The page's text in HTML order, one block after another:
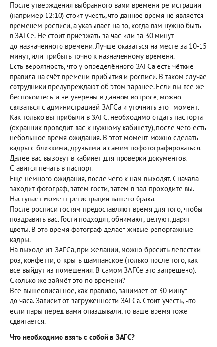
После утверждения выбранного вами времени регистрации
(например 12:10) стоит учесть, что данное время не является
временем росписи, а указывает на то, когда вам нужно быть
в ЗАГСе. Не стоит приезжать за час или за 30 минут
до назначенного времени. Лучше оказаться на месте за 10-15
минут, или прибыть точно к назначенному времени.
Есть вероятность, что у определённого ЗАГСа есть чёткие
правила на счёт времени прибытия и росписи. В таком случае
сотрудники предупреждают об этом заранее. Если вы все же
беспокоитесь и не уверены в данном вопросе, можно
связаться с администрацией ЗАГСа и уточнить этот момент.
Как только вы прибыли в ЗАГС, необходимо отдать паспорта
(охранник проводит вас к нужному кабинету), после чего есть
небольшое время ожидания. В этот момент можно сделать
кадры с близкими, друзьями и самим пофотографироваться.
Далее вас вызовут в кабинет для проверки документов.
Ставится печать в паспорт.
Еще немного ожидания, после чего к нам выходят. Сначала
заходит фотограф, затем гости, затем в зал проходите вы.
Наступает момент регистрации вашего брака.
После росписи гостям предоставляют время для того, чтобы
поздравить вас. Гости подходят, обнимают, целуют, дарят
цветы. В это время фотограф делает живые репортажные
кадры.
На выходе из ЗАГСа, при желании, можно бросить лепестки
роз, конфетти, открыть шампанское (только после того, как
все выйдут из помещения. В самом ЗАГСе это запрещено).
Сколько же займёт это по времени?
Все вышеописанное, как правило, занимает от 30 минут
до часа. Зависит от загруженности ЗАГСа. Стоит учесть, что
если пары перед вами опаздывали, то ваше время тоже
сдвигается.
Что необходимо взять с собой в ЗАГС?